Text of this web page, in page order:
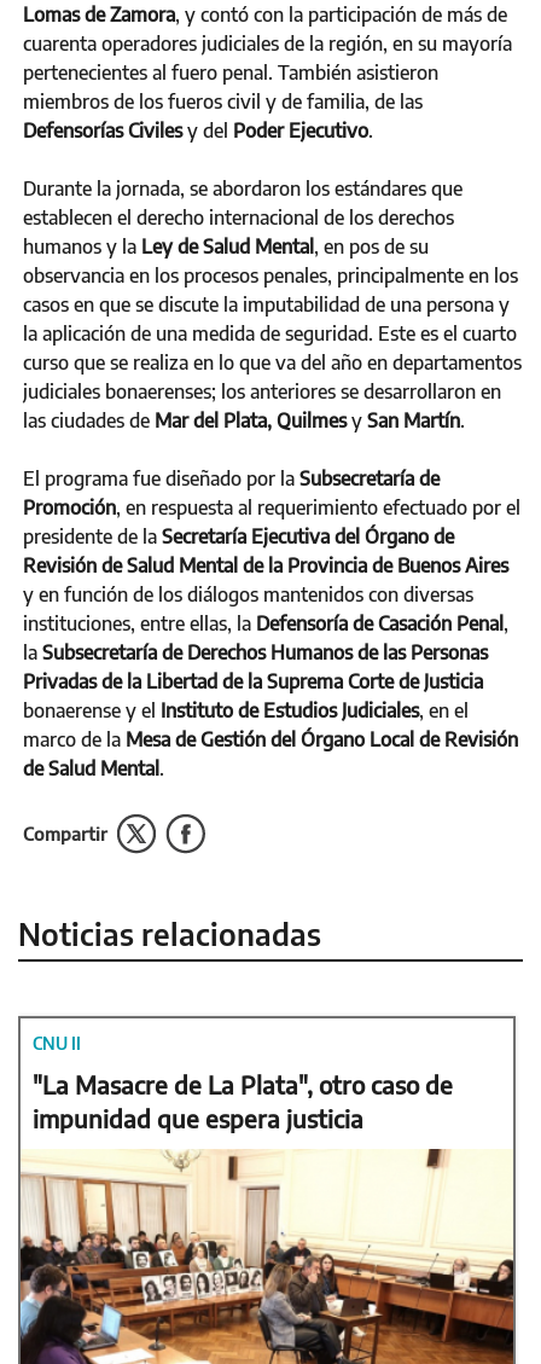
Lomas de Zamora, y contó con la participación de más de
cuarenta operadores judiciales de la región, en su mayoría
pertenecientes al fuero penal. También asistieron
miembros de los fueros civil y de familia, de las
Defensorías Civilesy del Poder Ejecutivo.
Durante la jornada, se abordaron los estándares que
establecen el derecho internacional de los derechos
humanos y la Ley de Salud Mental , en pos de su
observancia en los procesos penales, principalmente en los
casos en que se discute la imputabilidad de una persona y
la aplicación de una medida de seguridad. Este es el cuarto
curso que se realiza en lo que va del año en departamentos
judiciales bonaerenses; los anteriores se desarrollaron en
las ciudades de Mar del Plata, Quilmesy San Martín.
El programa fue diseñado por la Subsecretaría de
Promoción, en respuesta al requerimiento efectuado por el
presidente de la Secretaría Ejecutiva del Órgano de
Revisión de Salud Mental de la Provincia de Buenos Aires
y en función de los diálogos mantenidos con diversas
instituciones, entre ellas, la Defensoría de Casación Penal ,
la Subsecretaría de Derechos Humanos de las Personas
Privadas de la Libertad de la Suprema Corte de Justicia
bonaerense y el Instituto de Estudios Judiciales, en el
marco de la Mesa de Gestión del Órgano Local de Revisión
de Salud Mental .
Compartir
Noticias relacionadas
CNU II
"La Masacre de La Plata", otro caso de
impunidad que espera justicia